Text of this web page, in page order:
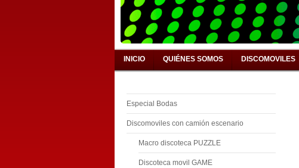
INICIO QUIÉNES SOMOS DISCOMOVILES
Especial Bodas
Discomoviles con camión escenario
Macro discoteca PUZZLE
Discoteca movil GAME